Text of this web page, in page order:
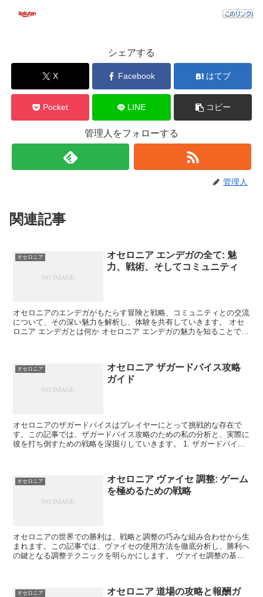
シェアする
X Facebook はてブ
Pocket LINE コピー
管理人をフォローする
管理人
関連記事
オセロニア
オセロニア エンデガの全て: 魅
力、戦術、そしてコミュニティ
オセロニアのエンデガがもたらす冒険と戦略、コミュニティとの交流
について、その深い魅力を解析し、体験を共有していきます。 オセ
ロニア エンデガとは何か オセロニア エンデガの魅力を知ることで、
オセロニア
オセロニア ザガードバイス攻略
ガイド
オセロニアのザガードバイスはプレイヤーにとって挑戦的な存在で
す。この記事では、ザガードバイス攻略のための私の分析と、実際に
彼を打ち倒すための戦略を深掘りしていきます。 1. ザガードバイス
オセロニア
オセロニア ヴァイセ 調整: ゲーム
を極めるための戦略
オセロニアの世界での勝利は、戦略と調整の巧みな組み合わせから生
まれます。この記事では、ヴァイセの使用方法を徹底分析し、勝利へ
の鍵となる調整テクニックを明らかにします。 ヴァイセ調整の基本
オセロニア
オセロニア 道場の攻略と報酬ガ